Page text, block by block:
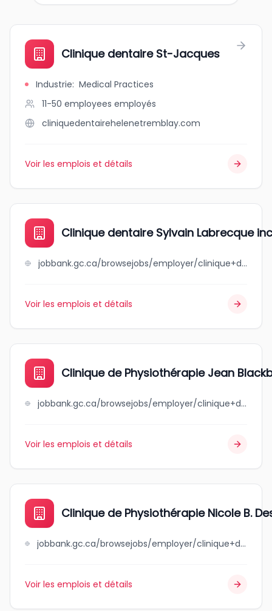
Clinique dentaire St-Jacques
Industrie: Medical Practices
11-50 employees employés
cliniquedentairehelenetremblay.com
Voir les emplois et détails
Clinique dentaire Sylvain Labrecque inc
jobbank.gc.ca/browsejobs/employer/clinique+dentaire+sylvain+labrecque+inc/ca
Voir les emplois et détails
Clinique de Physiothérapie Jean
jobbank.gc.ca/browsejobs/employer/clinique+de+physioth%C3%A9rapie+jean+blackburn/ca
Voir les emplois et détails
Clinique de Physiothérapie Nicole B.
jobbank.gc.ca/browsejobs/employer/clinique+de+physioth%C3%A9rapie+nicole+b.+desrochers+inc./ca
Voir les emplois et détails